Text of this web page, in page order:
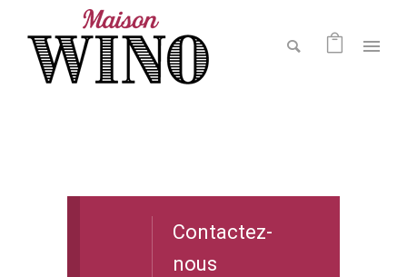
Contactez-
nous